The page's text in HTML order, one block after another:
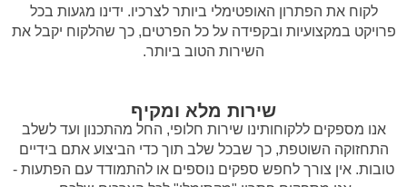
לקוח את הפתרון האופטימלי ביותר לצרכיו. ידינו מגעות בכל
פרויקט במקצועיות ובקפידה על כל הפרטים, כך שהלקוח יקבל את
השירות הטוב ביותר.
שירות מלא ומקיף
אנו מספקים ללקוחותינו שירות חלופי, החל מהתכנון ועד לשלב
התחזוקה השוטפת, כך שבכל שלב תוך כדי הביצוע אתם בידיים
טובות. אין צורך לחפש ספקים נוספים או להתמודד עם הפתעות -